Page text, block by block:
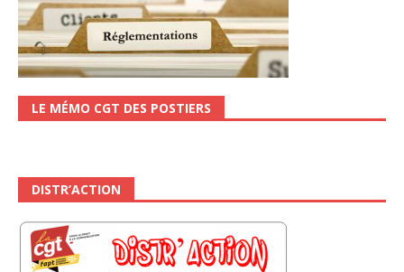
LE MÉMO CGT DES POSTIERS
DISTR’ACTION